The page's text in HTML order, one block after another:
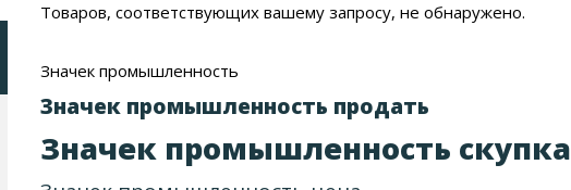
Товаров, соответствующих вашему запросу, не обнаружено.
Значек промышленность
Значек промышленность продать
Значек промышленность скупка